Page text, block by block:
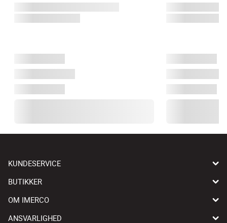
KUNDESERVICE
BUTIKKER
OM IMERCO
ANSVARLIGHED